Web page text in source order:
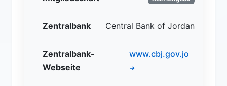
Zentralbank Central Bank of Jordan
Zentralbank-
Webseite
www.cbj.gov.jo